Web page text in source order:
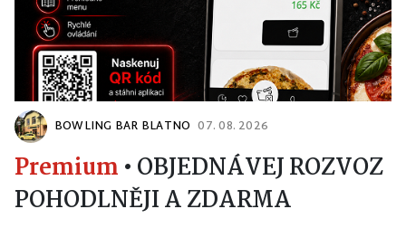
BOWLING BAR BLATNO 07. 08. 2026
Premium • OBJEDNÁVEJ ROZVOZ
POHODLNĚJI A ZDARMA